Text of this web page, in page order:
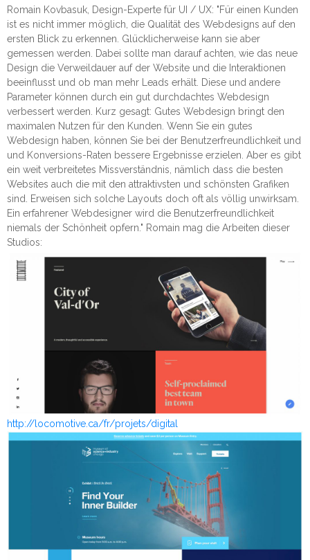
Romain Kovbasuk, Design-Experte für UI / UX: "Für einen Kunden
ist es nicht immer möglich, die Qualität des Webdesigns auf den
ersten Blick zu erkennen. Glücklicherweise kann sie aber
gemessen werden. Dabei sollte man darauf achten, wie das neue
Design die Verweildauer auf der Website und die Interaktionen
beeinflusst und ob man mehr Leads erhält. Diese und andere
Parameter können durch ein gut durchdachtes Webdesign
verbessert werden. Kurz gesagt: Gutes Webdesign bringt den
maximalen Nutzen für den Kunden. Wenn Sie ein gutes
Webdesign haben, können Sie bei der Benutzerfreundlichkeit und
und Konversions-Raten bessere Ergebnisse erzielen. Aber es gibt
ein weit verbreitetes Missverständnis, nämlich dass die besten
Websites auch die mit den attraktivsten und schönsten Grafiken
sind. Erweisen sich solche Layouts doch oft als völlig unwirksam.
Ein erfahrener Webdesigner wird die Benutzerfreundlichkeit
niemals der Schönheit opfern." Romain mag die Arbeiten dieser
Studios:
http://locomotive.ca/fr/projets/digital